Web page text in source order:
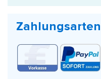
Zahlungsarten